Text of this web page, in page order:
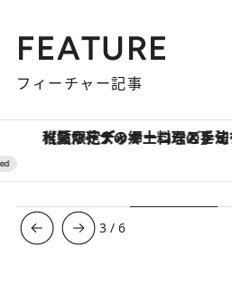
FEATURE
フィーチャー記事
【夏限定ディナーコース】旬を迎える稚鮎や花ズッキーニなどをイタリア・トスカー
3 /6